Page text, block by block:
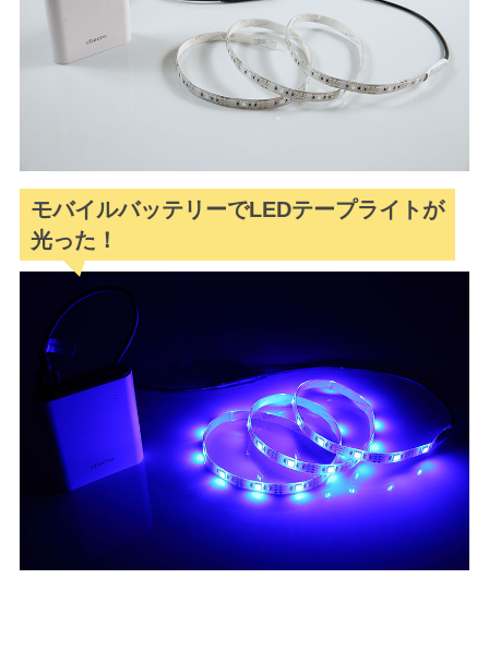
モバイルバッテリーでLEDテープライトが
光った！